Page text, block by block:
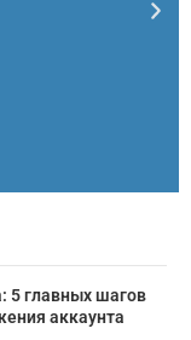
жизнь?
контроля
5 главных шагов
аккаунта